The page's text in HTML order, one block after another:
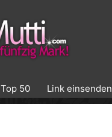
Top 50 Link einsenden